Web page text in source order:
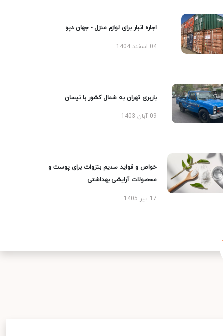
اجاره انبار برای لوازم منزل - جهان دپو
04 اسفند 1404
باربری تهران به شمال کشور با نیسان
09 آبان 1403
خواص و فواید سدیم بنزوات برای پوست و
محصولات آرایشی بهداشتی
17 تیر 1405